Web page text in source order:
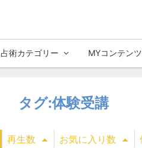
占術カテゴリー MYコンテンツ
タグ:体験受講
再生数 お気に入り数